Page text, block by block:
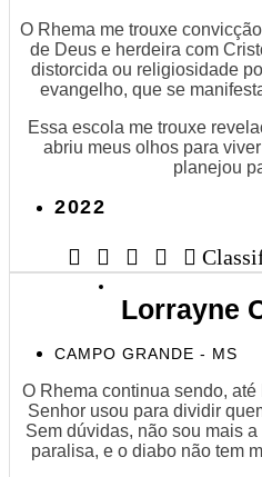
O Rhema me trouxe
de Deus e herdeira com
distorcida ou religiosidade
evangelho, que se
Essa escola me trouxe
abriu meus olhos para
planejou
2022
    
Lorrayne
CAMPO GRANDE - MS
O Rhema continua sendo,
Senhor usou para dividir
Sem dúvidas, não sou mais
paralisa, e o diabo não tem